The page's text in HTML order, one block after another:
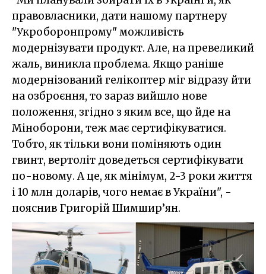
правовласники, дати нашому партнеру
"Укроборонпрому" можливість
модернізувати продукт. Але, на превеликий
жаль, виникла проблема. Якщо раніше
модернізований гелікоптер міг відразу йти
на озброєння, то зараз вийшло нове
положення, згідно з яким все, що йде на
Міноборони, теж має сертифікуватися.
Тобто, як тільки вони поміняють один
гвинт, вертоліт доведеться сертифікувати
по-новому. А це, як мінімум, 2-3 роки життя
і 10 млн доларів, чого немає в України", -
пояснив Григорій Шимшир’ян.